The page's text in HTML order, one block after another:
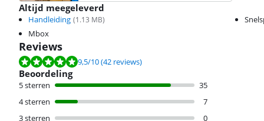
Altijd meegeleverd
Handleiding (1.13 MB)
Mbox
Reviews
Beoordeling is 9,5 van de 10, gebaseerd op 42 reviews.
9,5/10(42 reviews)
Beoordeling
5 sterren
35
4 sterren
7
3 sterren
0